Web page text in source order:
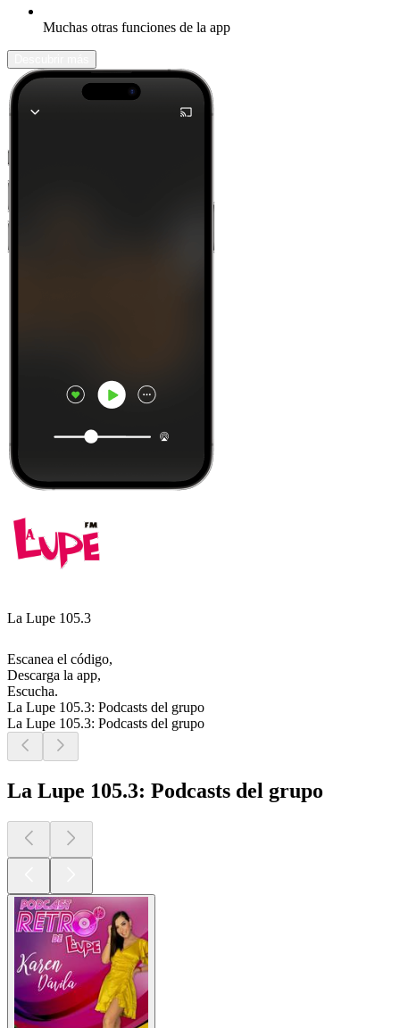
Muchas otras funciones de la app
La Lupe 105.3
Escanea el código,
Descarga la app,
Escucha.
La Lupe 105.3: Podcasts del grupo
La Lupe 105.3: Podcasts del grupo
La Lupe 105.3: Podcasts del grupo